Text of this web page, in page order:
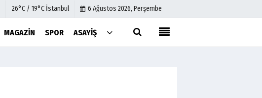
26°C / 19°C İstanbul 6 Ağustos 2026, Perşembe
MAGAZIN SPOR ASAYIŞ